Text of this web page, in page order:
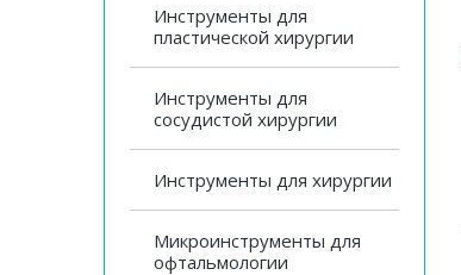
Инструменты для
пластической хирургии
Инструменты для
сосудистой хирургии
Инструменты для хирургии
Микроинструменты для
офтальмологии